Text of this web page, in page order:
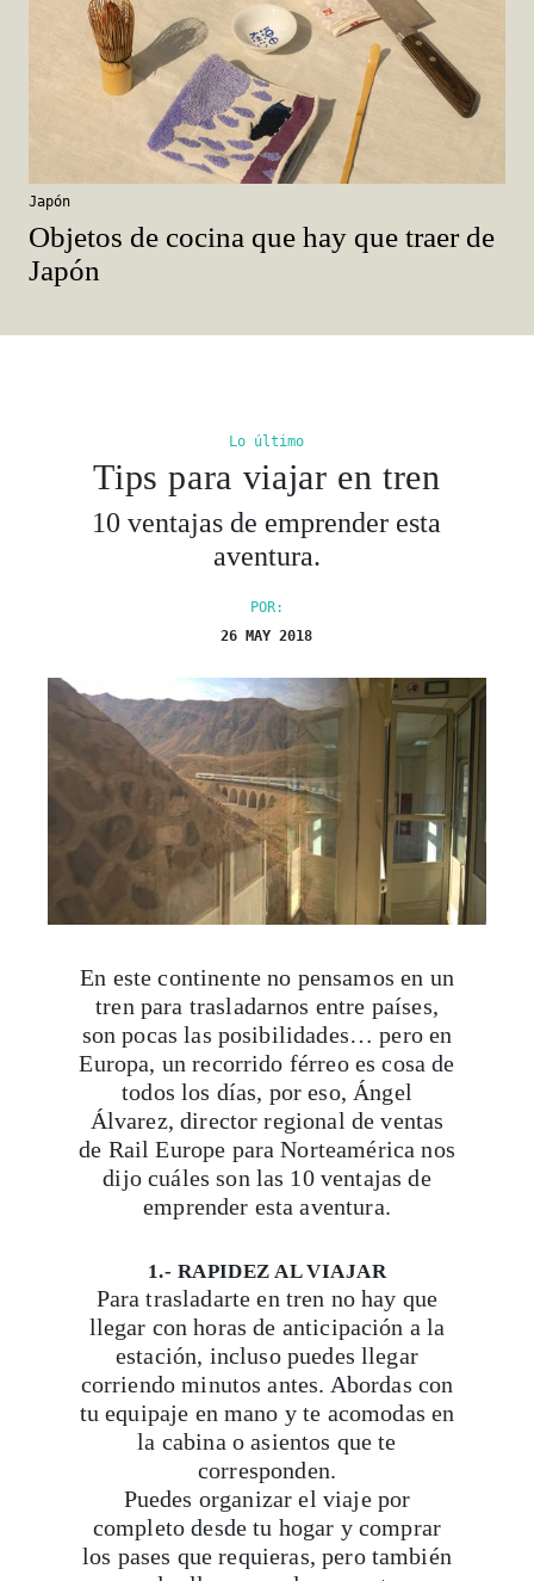
Japón
Objetos de cocina que hay que traer de
Japón
Lo último
Tips para viajar en tren
10 ventajas de emprender esta
aventura.
POR:
26 MAY 2018
En este continente no pensamos en un
tren para trasladarnos entre países,
son pocas las posibilidades… pero en
Europa, un recorrido férreo es cosa de
todos los días, por eso, Ángel
Álvarez, director regional de ventas
de Rail Europe para Norteamérica nos
dijo cuáles son las 10 ventajas de
emprender esta aventura.
1.- RAPIDEZ AL VIAJAR
Para trasladarte en tren no hay que
llegar con horas de anticipación a la
estación, incluso puedes llegar
corriendo minutos antes. Abordas con
tu equipaje en mano y te acomodas en
la cabina o asientos que te
corresponden.
Puedes organizar el viaje por
completo desde tu hogar y comprar
los pases que requieras, pero también